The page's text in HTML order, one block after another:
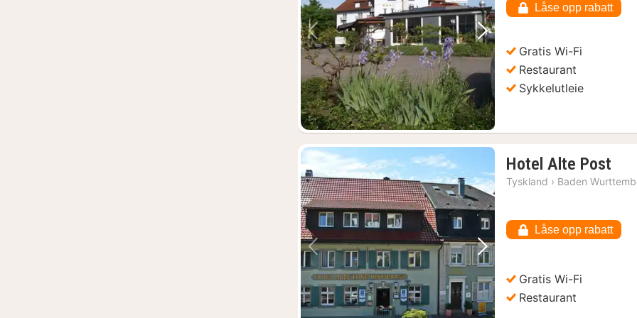
Forrige bilde Neste bilde
Låse opp rabatt
Gratis Wi-Fi
Restaurant
Sykkelutleie
Forrige bilde Neste bilde
Hotel Alte Post
kr.
Tyskland › Baden
Låse opp rabatt
Gratis Wi-Fi
Restaurant